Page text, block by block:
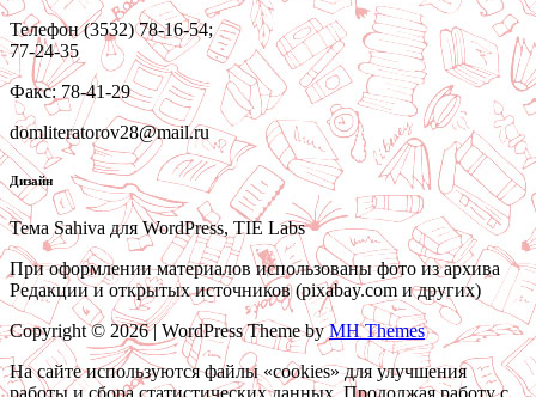
Телефон (3532) 78-16-54;
77-24-35
Факс: 78-41-29
domliteratorov28@mail.ru
Дизайн
Тема Sahiva для WordPress, TIE Labs
При оформлении материалов использованы фото из архива
Редакции и открытых источников (pixabay.com и других)
Copyright © 2026 | WordPress Theme byMH Themes
На сайте используются файлы «cookies» для улучшения
работы и сбора статистических данных. Продолжая работу с